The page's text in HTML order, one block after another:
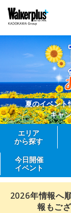
夏のイベント
キャ
エリア
から探す
今日開催
イベント
2026年情報へ
報もご